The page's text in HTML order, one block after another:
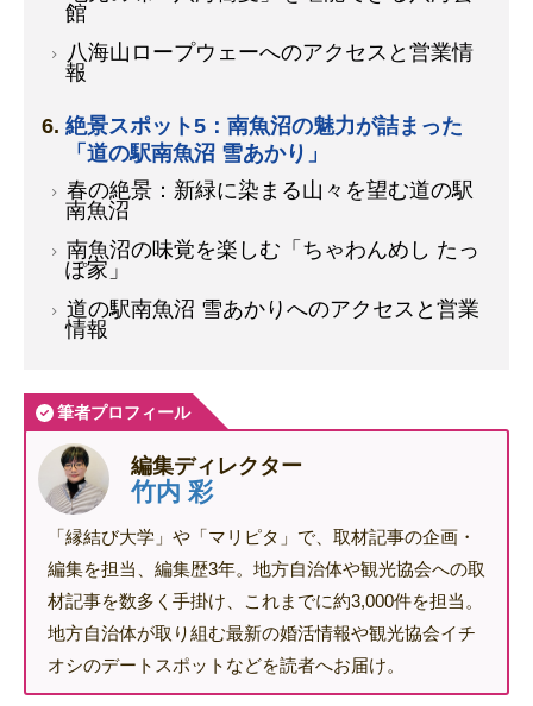
館
八海山ロープウェーへのアクセスと営業情
報
絶景スポット5：南魚沼の魅力が詰まった
「道の駅南魚沼 雪あかり」
春の絶景：新緑に染まる山々を望む道の駅
南魚沼
南魚沼の味覚を楽しむ「ちゃわんめし たっ
ぽ家」
道の駅南魚沼 雪あかりへのアクセスと営業
情報
筆者プロフィール
編集ディレクター
竹内 彩
「縁結び大学」や「マリピタ」で、取材記事の企画・
編集を担当、編集歴3年。地方自治体や観光協会への取
材記事を数多く手掛け、これまでに約3,000件を担当。
地方自治体が取り組む最新の婚活情報や観光協会イチ
オシのデートスポットなどを読者へお届け。